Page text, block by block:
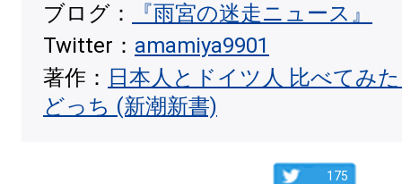
ブログ：
『雨宮の迷走ニュース』
Twitter： amamiya9901
著作： 日本人とドイツ人 比べてみ
どっち (新潮新書)
175